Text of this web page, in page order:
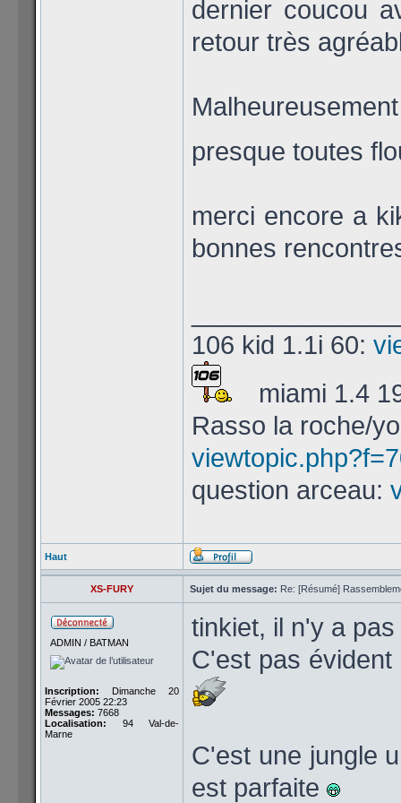
dernier coucou
retour très
presque toutes
merci encore a
bonnes
106 kid 1.1i 60:
miami 1.4
Rasso la roche/
question arceau:
Haut
XS-FURY Sujet du message: Re: [Résumé]
ADMIN / BATMAN
Inscription: Dimanche 20
Février 2005 22:23
Messages: 7668
Localisation: 94 Val-de-
Marne
tinkiet, il n'y a
C'est pas
C'est une jungle
est parfaite